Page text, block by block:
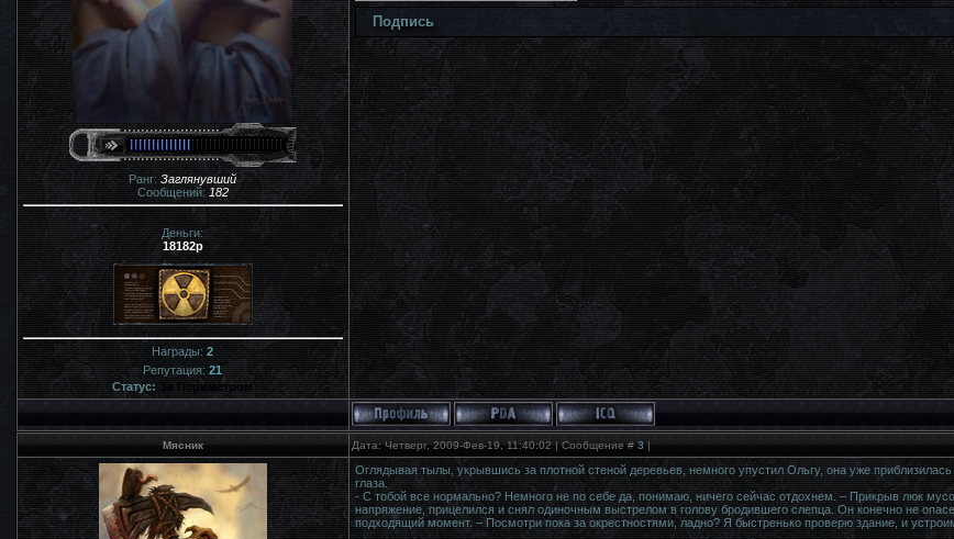
Ранг: Заглянувший
Сообщений: 182
Деньги:
18182р
Награды: 2
Репутация: 21
Статус: За Периметром
Подпись
Мясник Дата: Четверг, 2009-Фев-19, 11:40:02 | Сообщение # 3 |
Оглядывая тылы, укрывшись за плотной стеной деревьев, немного упустил Ольгу, она уже
глаза.
- С тобой все нормально? Немного не по себе да, понимаю, ничего сейчас отдохнем. – Прикрыв люк
напряжение, прицелился и снял одиночным выстрелом в голову бродившего слепца. Он конечно не
подходящий момент. – Посмотри пока за окрестностями, ладно? Я быстренько проверю здание, и